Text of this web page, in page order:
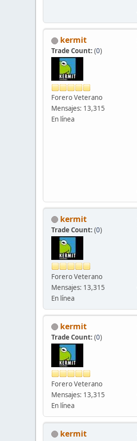
kermit
Trade Count: (0)
Forero Veterano
Mensajes: 13,315
En línea
kermit
Trade Count: (0)
Forero Veterano
Mensajes: 13,315
En línea
kermit
Trade Count: (0)
Forero Veterano
Mensajes: 13,315
En línea
kermit